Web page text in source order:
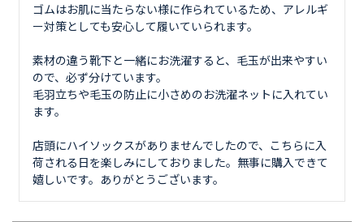
ゴムはお肌に当たらない様に作られているため、アレルギ
ー対策としても安心して履いていられます。
素材の違う靴下と一緒にお洗濯すると、毛玉が出来やすい
ので、必ず分けています。
毛羽立ちや毛玉の防止に小さめのお洗濯ネットに入れてい
ます。
店頭にハイソックスがありませんでしたので、こちらに入
荷される日を楽しみにしておりました。無事に購入できて